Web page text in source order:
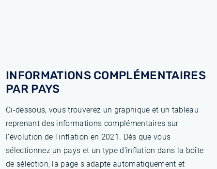
INFORMATIONS COMPLÉMENTAIRES
PAR PAYS
Ci-dessous, vous trouverez un graphique et un tableau
reprenant des informations complémentaires sur
l’évolution de l'inflation en 2021. Dès que vous
sélectionnez un pays et un type d'inflation dans la boîte
de sélection, la page s'adapte automatiquement et